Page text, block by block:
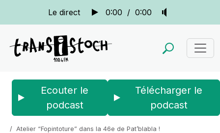
Le direct 0:00 / 0:00
Ecouter le
podcast
Télécharger le
podcast
Atelier “Fopintoture” dans la 46e de Pat’blabla !